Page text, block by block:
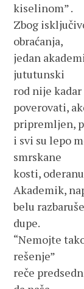
kiselinom” .
Zbog
obraćanja,
jedan
jututunski
rod nije
poverovati,
pripremljen,
i svi su lepo
smrskane
kosti,
Akademik,
belu
dupe.
“Nemojte
rešenje”
reče